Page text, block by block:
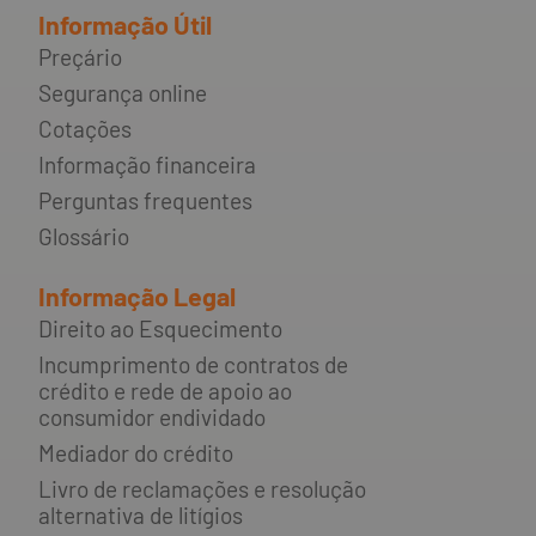
Informação Útil
Preçário
Segurança online
Cotações
Informação financeira
Perguntas frequentes
Glossário
Informação Legal
Direito ao Esquecimento
Incumprimento de contratos de
crédito e rede de apoio ao
consumidor endividado
Mediador do crédito
Livro de reclamações e resolução
alternativa de litígios